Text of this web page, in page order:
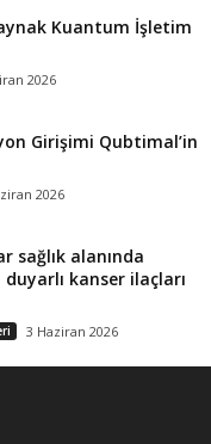
Kuantum İşletim
2026
Girişimi Qubtimal’in
2026
sağlık alanında
duyarlı kanser ilaçları
3 Haziran 2026